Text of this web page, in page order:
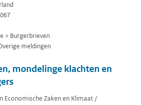
> Burgerbrieven
meldingen
mondelinge klachten en
Economische Zaken en Klimaat /